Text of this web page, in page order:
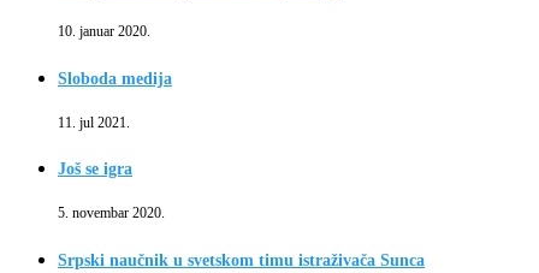
10. januar 2020.
Sloboda medija
11. jul 2021.
Još se igra
5. novembar 2020.
Srpski naučnik u svetskom timu istraživača Sunca